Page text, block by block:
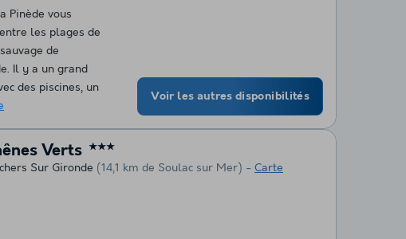
Pinède vous
les plages de
de
Il y a un grand
des piscines, un
Voir les autres disponibilités
Verts ★★★
Sur Gironde (14,1 km de Soulac sur Mer)
Carte